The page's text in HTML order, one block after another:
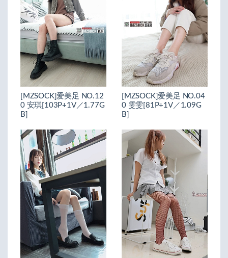
[MZSOCK]爱美足 NO.12
0 安琪[103P+1V／1.77G
B]
[MZSOCK]爱美足 NO.04
0 雯雯[81P+1V／1.09G
B]